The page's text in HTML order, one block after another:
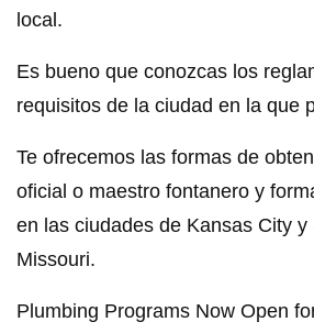
local.
Es bueno que conozcas los
requisitos de la ciudad en la que
Te ofrecemos las formas de
oficial o maestro fontanero y
en las ciudades de Kansas City y
Missouri.
Plumbing Programs Now Open